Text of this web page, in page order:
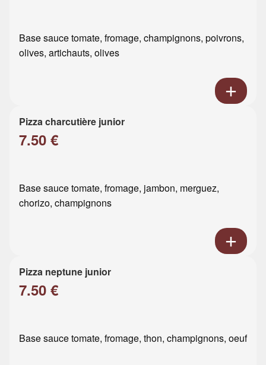
Base sauce tomate, fromage, champignons, poivrons,
olives, artichauts, olives
Pizza charcutière junior
7.50 €
Base sauce tomate, fromage, jambon, merguez,
chorizo, champignons
Pizza neptune junior
7.50 €
Base sauce tomate, fromage, thon, champignons, oeuf